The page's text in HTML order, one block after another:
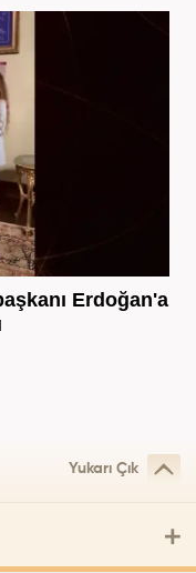
Erdoğan'a
Yukarı Çık